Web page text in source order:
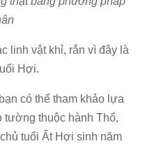
linh vật khỉ, rắn vì đây là
Hợi.
có thể tham khảo lựa
tường thuộc hành Thổ,
tuổi Ất Hợi sinh năm